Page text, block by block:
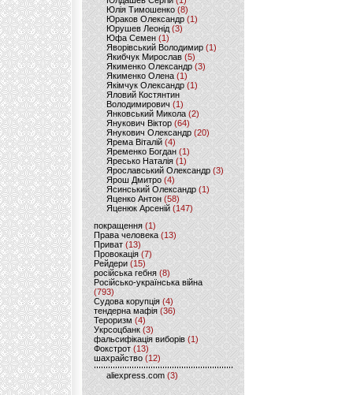
Юлія Тимошенко (8)
Юраков Олександр (1)
Юрушев Леонід (3)
Юфа Семен (1)
Яворівський Володимир (1)
Якибчук Мирослав (5)
Якименко Олександр (3)
Якименко Олена(1)
Якімчук Олександр (1)
Яловий Костянтин
Володимирович (1)
Янковський Микола(2)
Янукович Віктор (64)
Янукович Олександр(20)
Ярема Віталій(4)
Яременко Богдан(1)
Яресько Наталія(1)
Ярославський Олександр (3)
Ярош Дмитро (4)
Ясинський Олександр (1)
Яценко Антон(58)
Яценюк Арсеній (147)
покращення (1)
Права человека(13)
Приват (13)
Провокація (7)
Рейдери (15)
російська гебня (8)
Російсько-українська війна
(793)
Судова корупція (4)
тендерна мафія (36)
Тероризм (4)
Укрсоцбанк (3)
фальсифікація виборів (1)
Фокстрот(13)
шахрайство (12)
aliexpress.com (3)